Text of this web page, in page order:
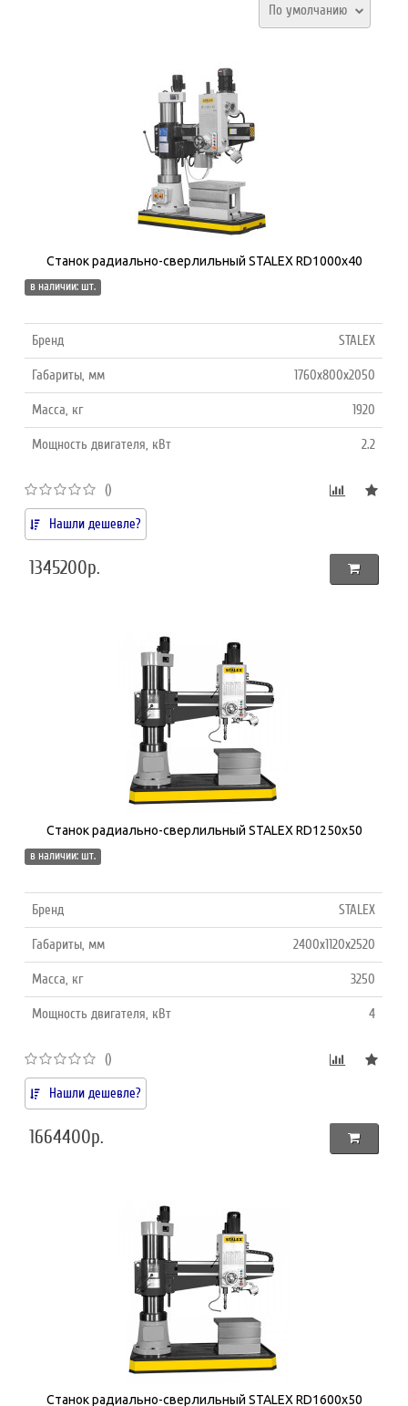
По умолчанию
Станок радиально-сверлильный STALEX RD1000x40
в наличии: шт.
Бренд STALEX
Габариты, мм 1760x800x2050
Масса, кг 1920
Мощность двигателя, кВт 2.2
()
Нашли дешевле?
1345200р.
Станок радиально-сверлильный STALEX RD1250x50
в наличии: шт.
Бренд STALEX
Габариты, мм 2400x1120x2520
Масса, кг 3250
Мощность двигателя, кВт 4
()
Нашли дешевле?
1664400р.
Станок радиально-сверлильный STALEX RD1600x50